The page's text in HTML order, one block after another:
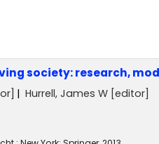
society: research,
Hurrell, James W[editor]